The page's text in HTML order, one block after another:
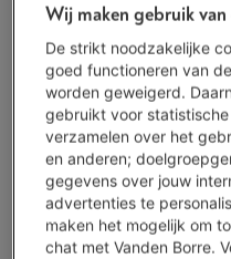
Bescherm je toestel met
4 jaargarantie met
Wij maken gebruik van
De strikt noodzakelijke
goed functioneren van
worden geweigerd.
gebruikt voor
verzamelen over het
en anderen;
gegevens over jouw
advertenties te
maken het mogelijk om
chat met Vanden Borre.